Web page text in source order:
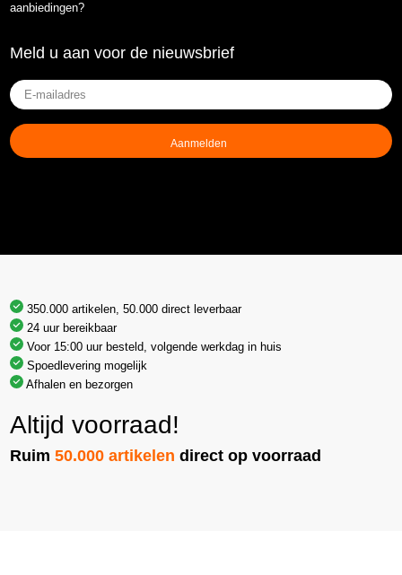
aanbiedingen?
Meld u aan voor de nieuwsbrief
E-
mailadres
(Vereist)
350.000 artikelen, 50.000 direct leverbaar
24 uur bereikbaar
Voor 15:00 uur besteld, volgende werkdag in huis
Spoedlevering mogelijk
Afhalen en bezorgen
Altijd voorraad!
Ruim50.000 artikelen direct op voorraad